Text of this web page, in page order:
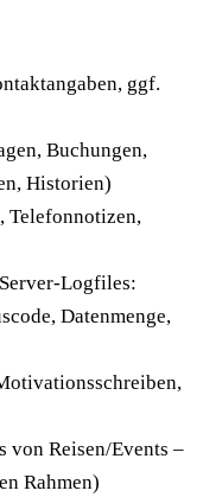
ggf.
Buchungen,
Historien)
Telefonnotizen,
Logfiles:
Datenmenge,
von Reisen/Events –
Rahmen)